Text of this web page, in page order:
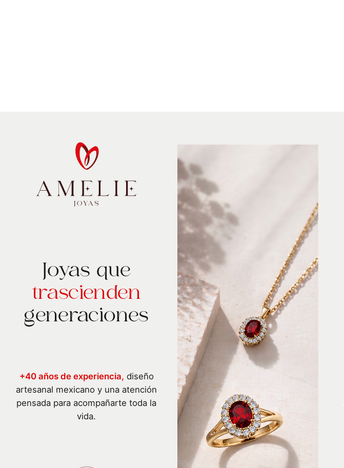
Joyas que
trascienden
generaciones
+40 años de experiencia, diseño
artesanal mexicano y una atención
pensada para acompañarte toda la
vida.